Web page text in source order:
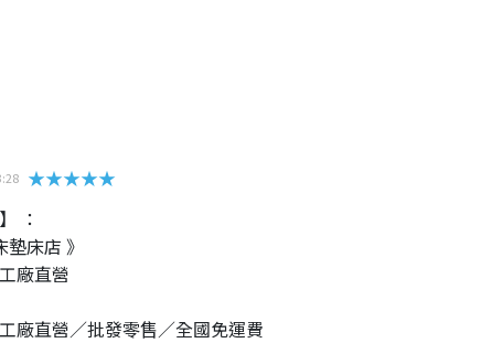
★★★★★
：
床店 》
廠直營
廠直營∕批發零售∕全國免運費